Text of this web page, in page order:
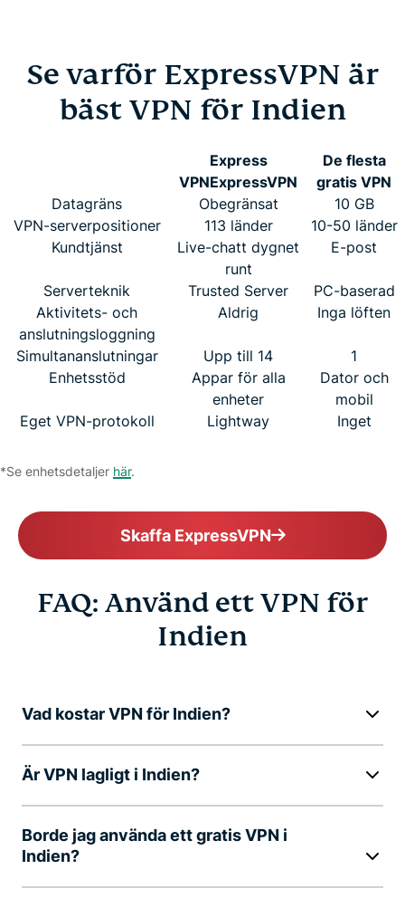
Se varför ExpressVPN är
bäst VPN för Indien
Express
VPNExpressVPN
De flesta
gratis VPN
Datagräns
Obegränsat
10 GB
VPN-serverpositioner
113 länder
10-50 länder
Kundtjänst
Live-chatt dygnet
runt
E-post
Serverteknik Trusted Server
PC-baserad
Aktivitets- och
anslutningsloggning
Aldrig Inga löften
Simultananslutningar Upp till 14
1
Enhetsstöd
Appar för alla
enheter
Dator och
mobil
Eget VPN-protokoll
Lightway Inget
*Se enhetsdetaljer här.
Skaffa ExpressVPN
FAQ: Använd ett VPN för
Indien
Vad kostar VPN för Indien?
Är VPN lagligt i Indien?
Borde jag använda ett gratis VPN i
Indien?